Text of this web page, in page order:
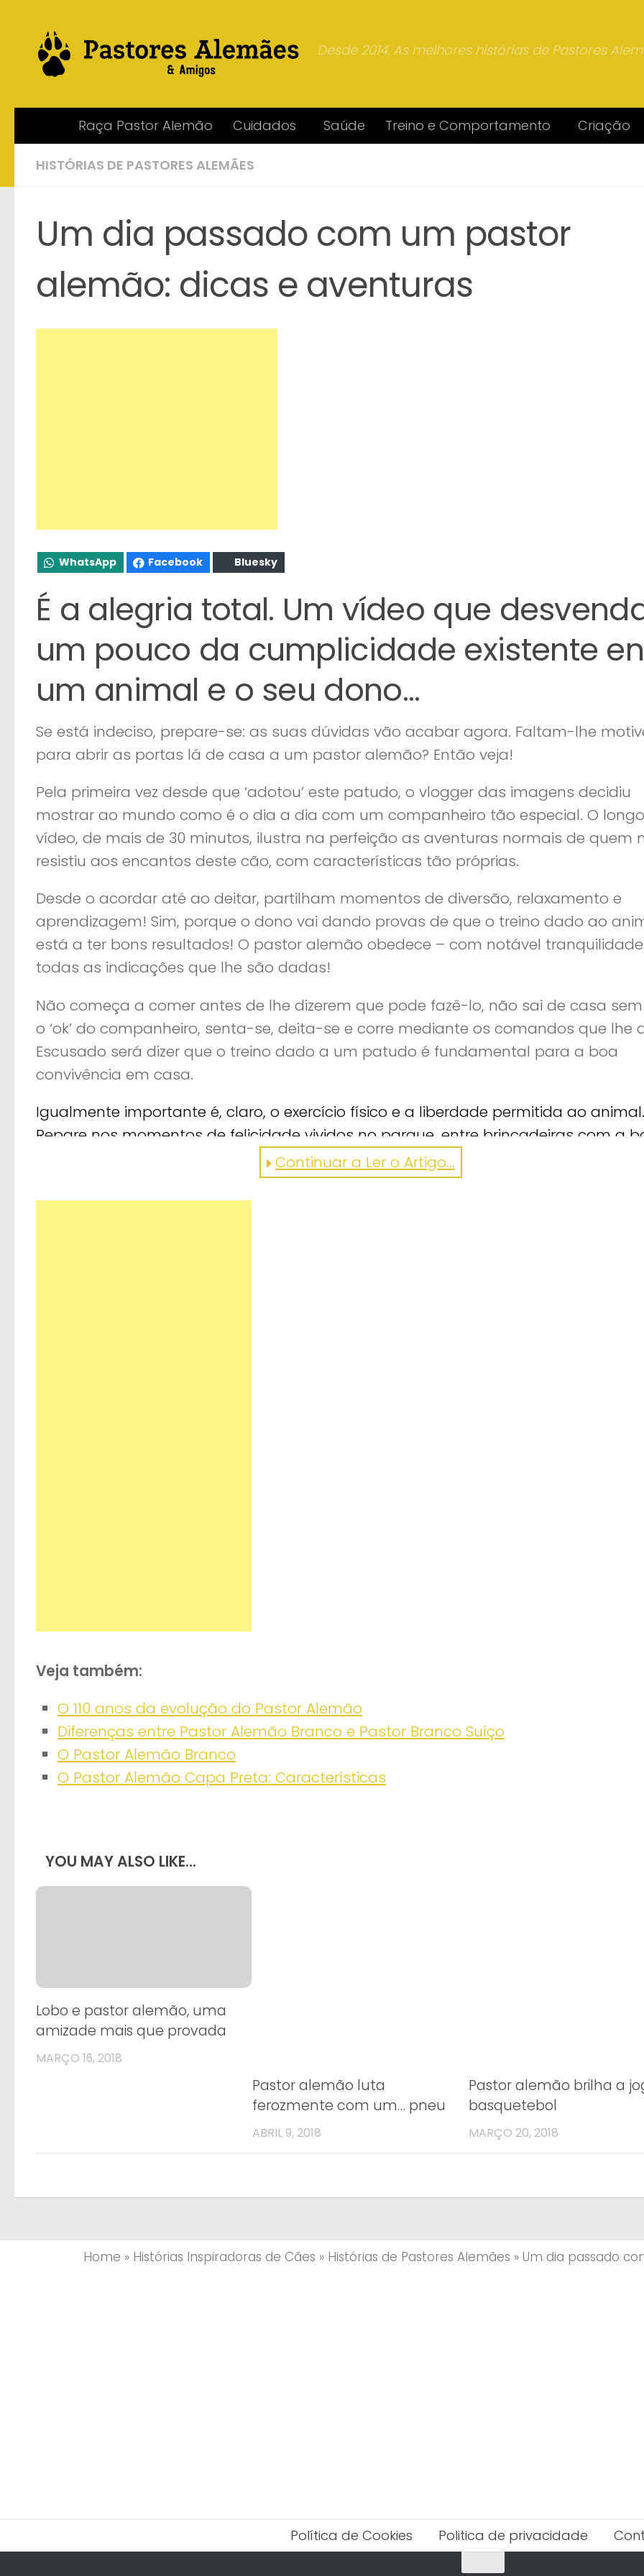
Desde 2014. As melhores histórias de Pastores
Raça Pastor Alemão Cuidados Saúde Treino e Comportamento Criação
HISTÓRIAS DE PASTORES ALEMÃES
Um dia passado com um pastor
alemão: dicas e aventuras
WhatsApp Facebook Bluesky
É a alegria total. Um vídeo que
um pouco da cumplicidade existente
um animal e o seu dono…
Se está indeciso, prepare-se: as suas dúvidas vão acabar agora. Faltam-lhe
para abrir as portas lá de casa a um pastor alemão? Então veja!
Pela primeira vez desde que ‘adotou’ este patudo, o vlogger das imagens decidiu
mostrar ao mundo como é o dia a dia com um companheiro tão especial. O longo
vídeo, de mais de 30 minutos, ilustra na perfeição as aventuras normais de quem
resistiu aos encantos deste cão, com características tão próprias.
Desde o acordar até ao deitar, partilham momentos de diversão, relaxamento e
aprendizagem! Sim, porque o dono vai dando provas de que o treino dado ao
está a ter bons resultados! O pastor alemão obedece – com notável
todas as indicações que lhe são dadas!
Não começa a comer antes de lhe dizerem que pode fazê-lo, não sai de casa
o ‘ok’ do companheiro, senta-se, deita-se e corre mediante os comandos que lhe
Escusado será dizer que o treino dado a um patudo é fundamental para a boa
convivência em casa.
Igualmente importante é, claro, o exercício físico e a liberdade permitida ao animal.
Repare nos momentos de felicidade vividos no parque, entre brincadeiras com a
corridas frenéticas. Não há como não ficar a sorrir!
Aprenda várias dicas (nomeadamente de alimentação) e imagine a sua rotina
Continuar a Ler o Artigo...
Veja também:
O 110 anos da evolução do Pastor Alemão
Diferenças entre Pastor Alemão Branco e Pastor Branco Suíço
O Pastor Alemão Branco
O Pastor Alemão Capa Preta: Características
YOU MAY ALSO LIKE...
Lobo e pastor alemão, uma
amizade mais que provada
MARÇO 16, 2018
Pastor alemão luta
ferozmente com um… pneu
ABRIL 9, 2018
Pastor alemão brilha a
basquetebol
MARÇO 20, 2018
Home » Histórias Inspiradoras de Cães » Histórias de Pastores Alemães » Um dia passado
Política de Cookies Politica de privacidade